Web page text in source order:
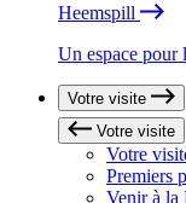
Heemspill
Un espace pour
Votre visite
Votre visite
Votre
Premiers
Venir à la